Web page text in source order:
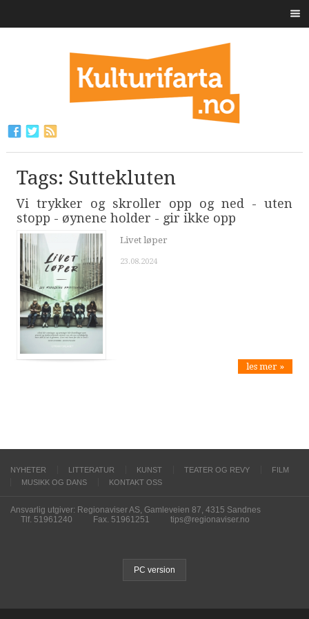
Tags: Suttekluten
Vi trykker og skroller opp og ned - uten
stopp - øynene holder - gir ikke opp
Livet løper
23.08.2024
les mer »
NYHETER LITTERATUR KUNST TEATER OG REVY
FILM
MUSIKK OG DANS
KONTAKT OSS
Ansvarlig utgiver: Regionaviser AS, Gamleveien 87, 4315 Sandnes
Tlf. 51961240
Fax. 51961251 tips@regionaviser.no
PC version